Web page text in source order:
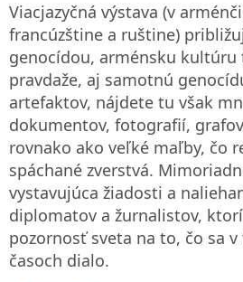
Viacjazyčná výstava (v
francúzštine a ruštine)
genocídou, arménsku kultúru
pravdaže, aj samotnú
artefaktov, nájdete tu však
dokumentov, fotografií,
rovnako ako veľké maľby, čo
spáchané zverstvá.
vystavujúca žiadosti a
diplomatov a žurnalistov,
pozornosť sveta na to, čo sa
časoch dialo.